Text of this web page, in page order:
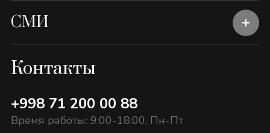
СМИ
Контакты
+998 71 200 00 88
Время работы: 9:00-18:00, Пн-Пт